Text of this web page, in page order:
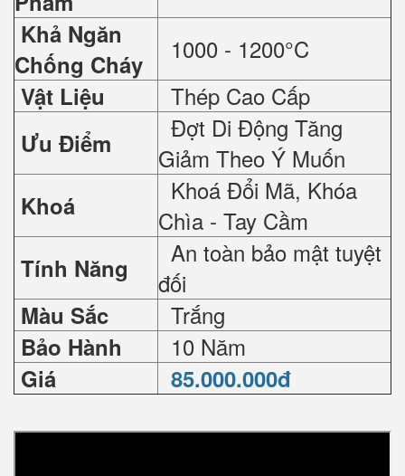
Khả Ngăn
Chống Cháy
1000 - 1200°C
Vật Liệu Thép Cao Cấp
Ưu Điểm
Đợt Di Động Tăng
Giảm Theo Ý Muốn
Khoá
Khoá Đổi Mã, Khóa
Chìa - Tay Cầm
Tính Năng
An toàn bảo mật tuyệt
đối
Màu Sắc Trắng
Bảo Hành 10 Năm
Giá 85.000.000đ